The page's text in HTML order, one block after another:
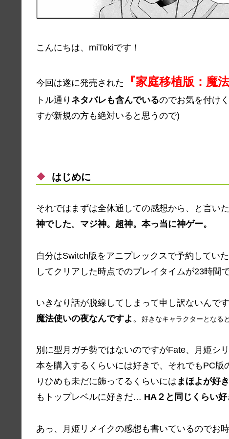
こんにちは、miTokiです！
今回は遂に発売された 『家庭移植版：魔
トル通り ネタバレも含んでいるのでお気を付け
すが新規の方も絶対いると思うので)
はじめに
それではまずは全体通しての感想から、と言
神でした。 マジ神。超神。本っ当に神ゲー。
自分はSwitch版をアニプレックスで予約してい
してクリアした時点でのプレイタイムが23時間
いきなり話が脱線してしまって申し訳ないんで
魔法使いの夜なんですよ 。 好きなキャラクターとなると
別に型月ガチ勢ではないのですがFate、月姫シ
本を購入するくらいには好きで、それでもPC
りひめも未だに飾ってるくらいには まほよが好き
もトップレベルに好きだ… HA２と同じくらい
あっ、月姫リメイクの感想も書いているのでお